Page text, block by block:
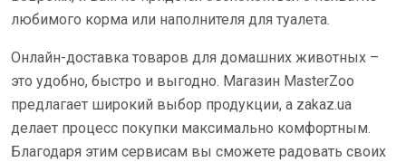
любимого корма или наполнителя для туалета.
Онлайн-доставка товаров для домашних животных –
это удобно, быстро и выгодно. Магазин MasterZoo
предлагает широкий выбор продукции, а zakaz.ua
делает процесс покупки максимально комфортным.
Благодаря этим сервисам вы сможете радовать своих